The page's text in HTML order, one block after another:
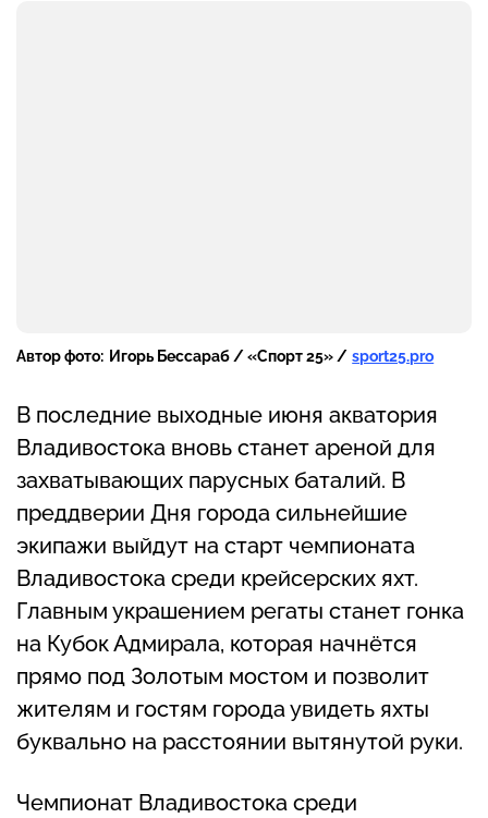
Автор фото: Игорь Бессараб / «Спорт 25» / sport25.pro
В последние выходные июня акватория
Владивостока вновь станет ареной для
захватывающих парусных баталий. В
преддверии Дня города сильнейшие
экипажи выйдут на старт чемпионата
Владивостока среди крейсерских яхт.
Главным украшением регаты станет гонка
на Кубок Адмирала, которая начнётся
прямо под Золотым мостом и позволит
жителям и гостям города увидеть яхты
буквально на расстоянии вытянутой руки.
Чемпионат Владивостока среди